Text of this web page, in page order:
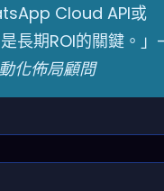
Cloud API或
長期ROI的關鍵。
化佈局顧問